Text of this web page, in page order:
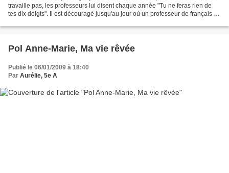
travaille pas, les professeurs lui disent chaque année "Tu ne feras rien de
tes dix doigts". Il est découragé jusqu'au jour où un professeur de français le
Pol Anne-Marie, Ma vie rêvée
Publié le 06/01/2009 à 18:40
Par Aurélie, 5e A